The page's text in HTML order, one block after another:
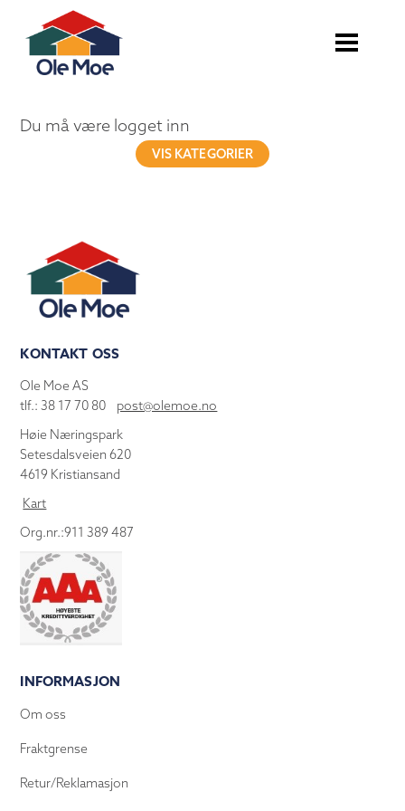
Du må være logget inn
VIS KATEGORIER
KONTAKT OSS
Ole Moe AS
tlf.: 38 17 70 80 post@olemoe.no
Høie Næringspark
Setesdalsveien 620
4619 Kristiansand
Kart
Org.nr.:911 389 487
INFORMASJON
Om oss
Fraktgrense
Retur/Reklamasjon